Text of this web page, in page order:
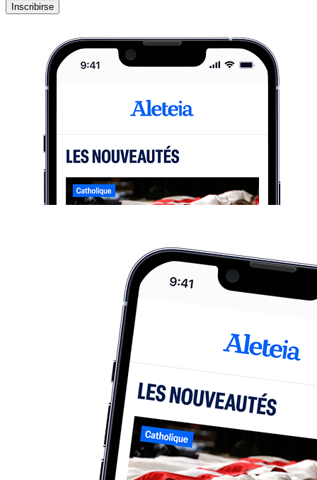
Inscribirse